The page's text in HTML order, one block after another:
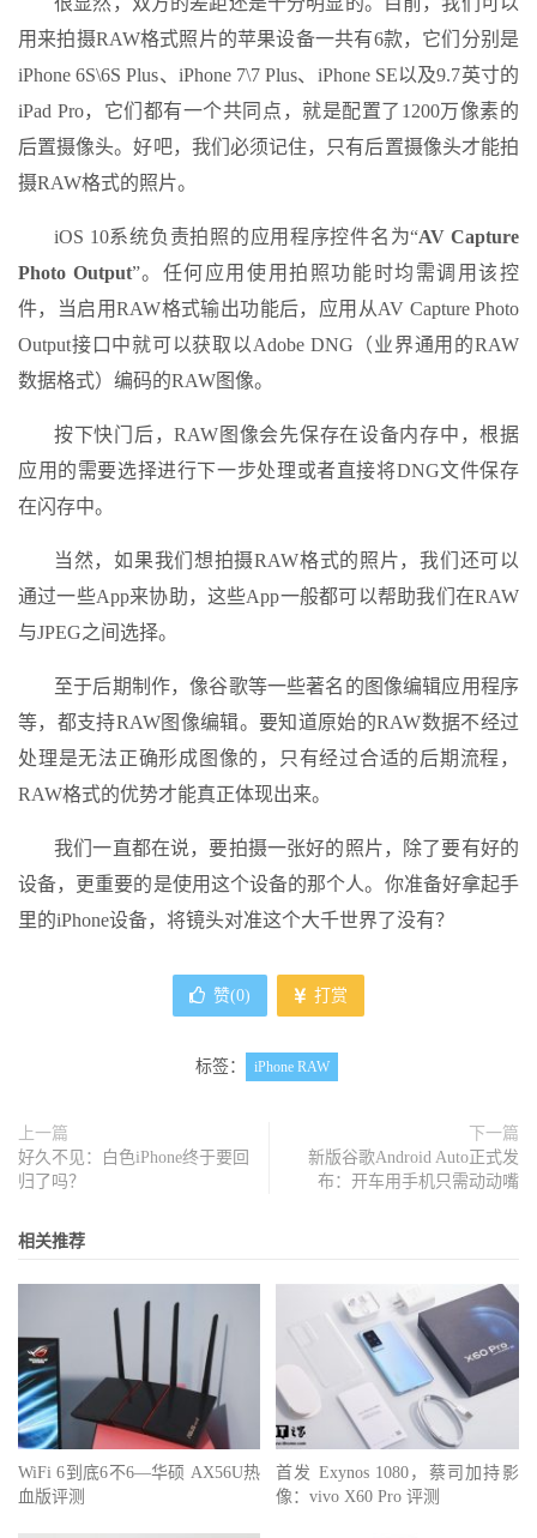
用来拍摄RAW格式照片的苹果设备一共有6款，它们分别是
iPhone 6S\6S Plus、iPhone 7\7 Plus、iPhone SE以及9.7英寸的
iPad Pro，它们都有一个共同点，就是配置了1200万像素的
后置摄像头。好吧，我们必须记住，只有后置摄像头才能拍
摄RAW格式的照片。
iOS 10系统负责拍照的应用程序控件名为“AV Capture
Photo Output”。任何应用使用拍照功能时均需调用该控
件，当启用RAW格式输出功能后，应用从AV Capture Photo
Output接口中就可以获取以Adobe DNG（业界通用的RAW
数据格式）编码的RAW图像。
按下快门后，RAW图像会先保存在设备内存中，根据
应用的需要选择进行下一步处理或者直接将DNG文件保存
在闪存中。
当然，如果我们想拍摄RAW格式的照片，我们还可以
通过一些App来协助，这些App一般都可以帮助我们在RAW
与JPEG之间选择。
至于后期制作，像谷歌等一些著名的图像编辑应用程序
等，都支持RAW图像编辑。要知道原始的RAW数据不经过
处理是无法正确形成图像的，只有经过合适的后期流程，
RAW格式的优势才能真正体现出来。
我们一直都在说，要拍摄一张好的照片，除了要有好的
设备，更重要的是使用这个设备的那个人。你准备好拿起手
里的iPhone设备，将镜头对准这个大千世界了没有？
赞(0) 打赏
标签： iPhone RAW
上一篇
好久不见：白色iPhone终于要回
归了吗？
下一篇
新版谷歌Android Auto正式发
布：开车用手机只需动动嘴
相关推荐
WiFi 6到底6不6—华硕 AX56U热
血版评测
首发 Exynos 1080，蔡司加持影
像：vivo X60 Pro 评测